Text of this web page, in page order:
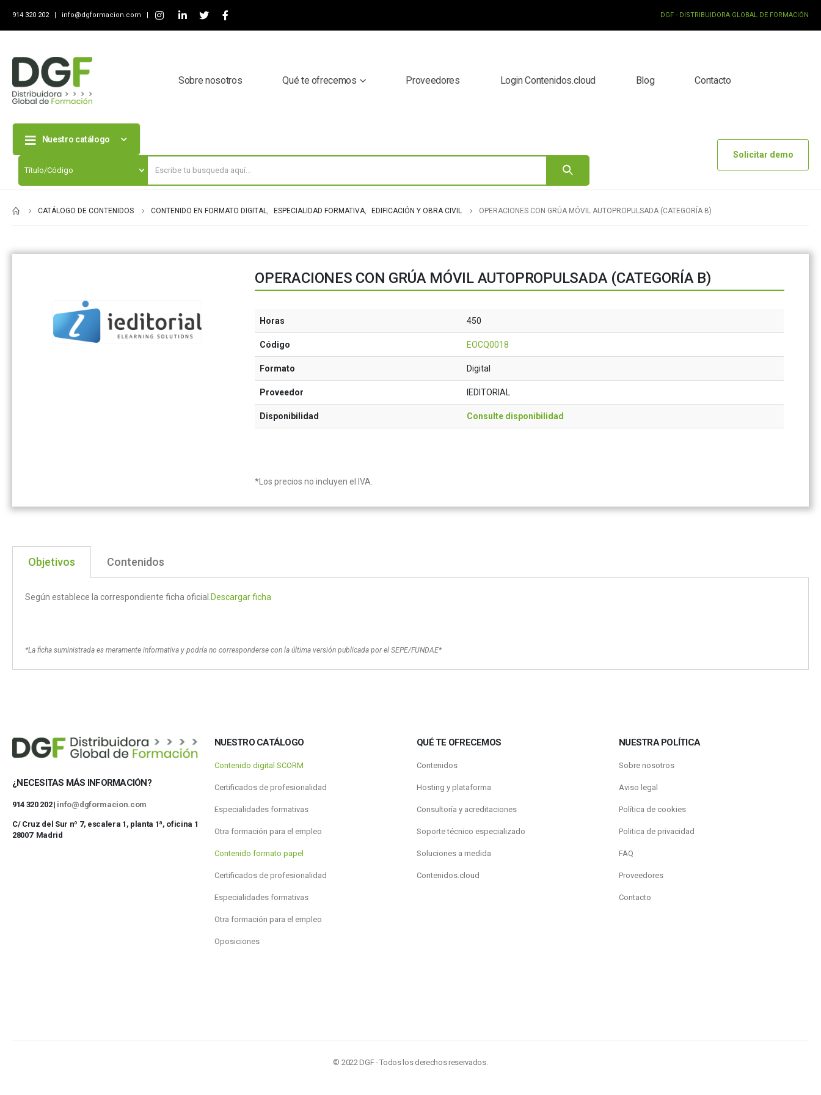
914 320 202 | info@dgformacion.com | DGF - DISTRIBUIDORA GLOBAL DE FORMACIÓN
Sobre nosotros Qué te ofrecemos Proveedores Login Contenidos.cloud Blog Contacto
Nuestro catálogo
Solicitar demo
CATÁLOGO DE CONTENIDOS CONTENIDO EN FORMATO DIGITAL, ESPECIALIDAD FORMATIVA, EDIFICACIÓN Y OBRA CIVIL OPERACIONES CON GRÚA MÓVIL AUTOPROPULSADA (CATEGORÍA B)
OPERACIONES CON GRÚA MÓVIL AUTOPROPULSADA (CATEGORÍA B)
Horas 450
Código EOCQ0018
Formato Digital
Proveedor IEDITORIAL
Disponibilidad Consulte disponibilidad
*Los precios no incluyen el IVA.
Objetivos Contenidos
Según establece la correspondiente ficha oficial.Descargar ficha
*La ficha suministrada es meramente informativa y podría no corresponderse con la última versión publicada por el SEPE/FUNDAE*
¿NECESITAS MÁS INFORMACIÓN?
914 320 202 | info@dgformacion.com
C/ Cruz del Sur nº 7, escalera 1, planta 1ª, oficina 1
28007 Madrid
NUESTRO CATÁLOGO
Contenido digital SCORM
Certificados de profesionalidad
Especialidades formativas
Otra formación para el empleo
Contenido formato papel
Certificados de profesionalidad
Especialidades formativas
Otra formación para el empleo
Oposiciones
QUÉ TE OFRECEMOS
Contenidos
Hosting y plataforma
Consultoría y acreditaciones
Soporte técnico especializado
Soluciones a medida
Contenidos.cloud
NUESTRA POLÍTICA
Sobre nosotros
Aviso legal
Política de cookies
Politica de privacidad
FAQ
Proveedores
Contacto
© 2022 DGF - Todos los derechos reservados.